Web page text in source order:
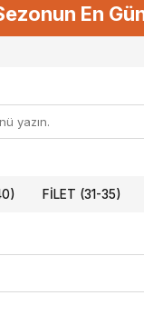
En
FILET (31-35)